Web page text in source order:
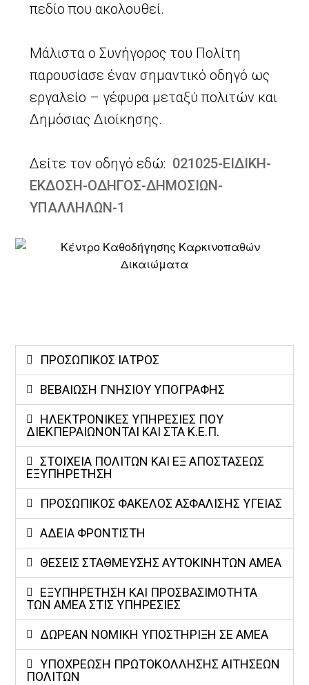
πεδίο που ακολουθεί.
Μάλιστα ο Συνήγορος του Πολίτη
παρουσίασε έναν σημαντικό οδηγό ως
εργαλείο – γέφυρα μεταξύ πολιτών και
Δημόσιας Διοίκησης.
Δείτε τον οδηγό εδώ: 021025-ΕΙΔΙΚΗ-
ΕΚΔΟΣΗ-ΟΔΗΓΟΣ-ΔΗΜΟΣΙΩΝ-
ΥΠΑΛΛΗΛΩΝ-1
ΠΡΟΣΩΠΙΚΟΣ ΙΑΤΡΟΣ
ΒΕΒΑΊΩΣΗ ΓΝΉΣΙΟΥ ΥΠΟΓΡΑΦΉΣ
ΗΛΕΚΤΡΟΝΙΚΈΣ ΥΠΗΡΕΣΊΕΣ ΠΟΥ
ΔΙΕΚΠΕΡΑΙΏΝΟΝΤΑΙ ΚΑΙ ΣΤΑ Κ.Ε.Π.
ΣΤΟΙΧΕΊΑ ΠΟΛΙΤΏΝ ΚΑΙ ΕΞ ΑΠΟΣΤΆΣΕΩΣ
ΕΞΥΠΗΡΈΤΗΣΗ
ΠΡΟΣΩΠΙΚΌΣ ΦΆΚΕΛΟΣ ΑΣΦΆΛΙΣΗΣ ΥΓΕΊΑΣ
ΑΔΕΙΑ ΦΡΟΝΤΙΣΤΗ
ΘΕΣΕΙΣ ΣΤΑΘΜΕΥΣΗΣ ΑΥΤΟΚΙΝΗΤΩΝ ΑΜΕΑ
ΕΞΥΠΗΡΕΤΗΣΗ ΚΑΙ ΠΡΟΣΒΑΣΙΜΟΤΗΤΑ
ΤΩΝ ΑΜΕΑ ΣΤΙΣ ΥΠΗΡΕΣΙΕΣ​
ΔΩΡΕΆΝ ΝΟΜΙΚΉ ΥΠΟΣΤΉΡΙΞΗ ΣΕ ΑΜΕΑ
ΥΠΟΧΡΕΩΣΗ ΠΡΩΤΟΚΟΛΛΗΣΗΣ ΑΙΤΗΣΕΩΝ
ΠΟΛΙΤΩΝ